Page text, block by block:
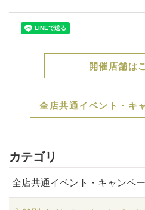
開催店舗は
全店共通イベント・キ
カテゴリ
全店共通イベント・キャンペ